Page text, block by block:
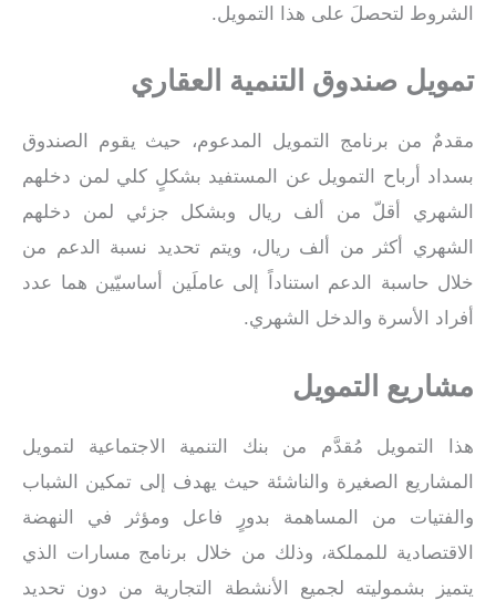
الشروط لتحصلَ على هذا التمويل.
تمويل صندوق التنمية العقاري
مقدمٌ من برنامج التمويل المدعوم، حيث يقوم الصندوق
بسداد أرباح التمويل عن المستفيد بشكلٍ كلي لمن دخلهم
الشهري أقلّ من ألف ريال وبشكل جزئي لمن دخلهم
الشهري أكثر من ألف ريال، ويتم تحديد نسبة الدعم من
خلال حاسبة الدعم استناداً إلى عاملَين أساسيّين هما عدد
أفراد الأسرة والدخل الشهري.
مشاريع التمويل
هذا التمويل مُقدَّم من بنك التنمية الاجتماعية لتمويل
المشاريع الصغيرة والناشئة حيث يهدف إلى تمكين الشباب
والفتيات من المساهمة بدورٍ فاعل ومؤثر في النهضة
الاقتصادية للمملكة، وذلك من خلال برنامج مسارات الذي
يتميز بشموليته لجميع الأنشطة التجارية من دون تحديد